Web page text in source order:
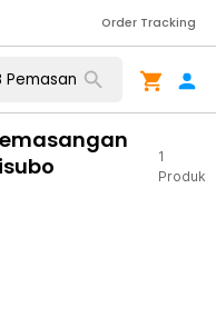
Order Tracking
1
Produk